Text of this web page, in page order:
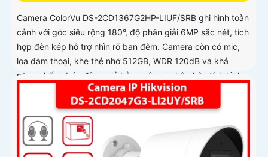
Camera ColorVu DS-2CD1367G2HP-LIUF/SRB ghi hình toàn
cảnh với góc siêu rộng 180°, độ phân giải 6MP sắc nét, tích
hợp đèn kép hỗ trợ nhìn rõ ban đêm. Camera còn có mic,
loa đàm thoại, khe thẻ nhớ 512GB, WDR 120dB và khả
năng chống báo động giả bằng công nghệ phân tích hình